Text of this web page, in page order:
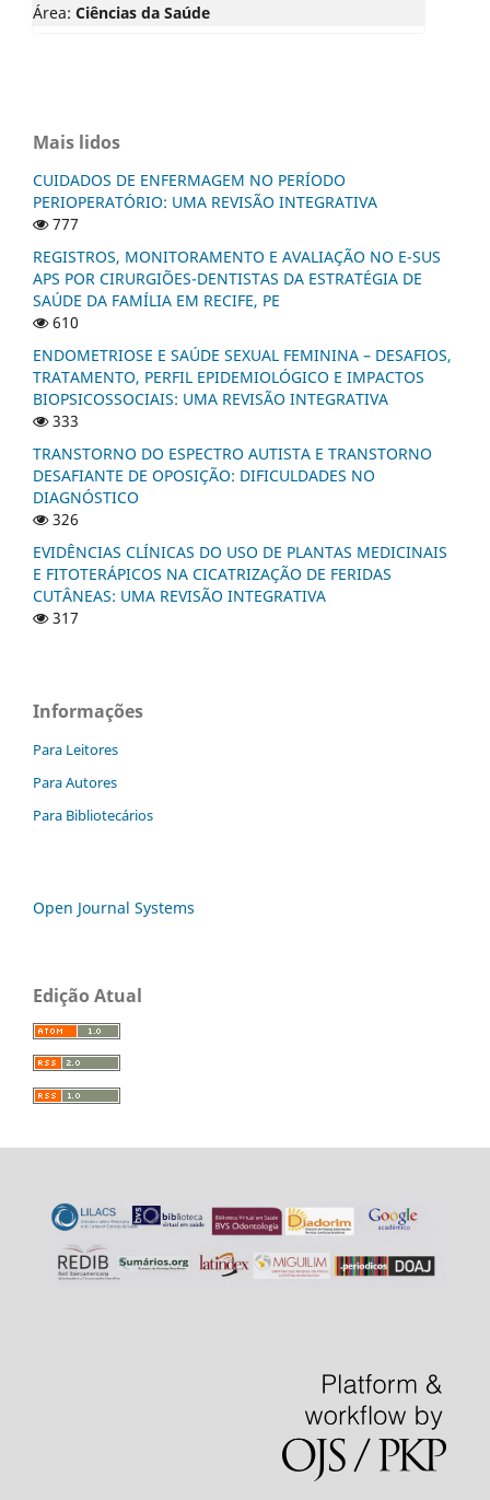
Área: Ciências da Saúde
Mais lidos
CUIDADOS DE ENFERMAGEM NO PERÍODO
PERIOPERATÓRIO: UMA REVISÃO INTEGRATIVA
777
REGISTROS, MONITORAMENTO E AVALIAÇÃO NO E-SUS
APS POR CIRURGIÕES-DENTISTAS DA ESTRATÉGIA DE
SAÚDE DA FAMÍLIA EM RECIFE, PE
610
ENDOMETRIOSE E SAÚDE SEXUAL FEMININA – DESAFIOS,
TRATAMENTO, PERFIL EPIDEMIOLÓGICO E IMPACTOS
BIOPSICOSSOCIAIS: UMA REVISÃO INTEGRATIVA
333
TRANSTORNO DO ESPECTRO AUTISTA E TRANSTORNO
DESAFIANTE DE OPOSIÇÃO: DIFICULDADES NO
DIAGNÓSTICO
326
EVIDÊNCIAS CLÍNICAS DO USO DE PLANTAS MEDICINAIS
E FITOTERÁPICOS NA CICATRIZAÇÃO DE FERIDAS
CUTÂNEAS: UMA REVISÃO INTEGRATIVA
317
Informações
Para Leitores
Para Autores
Para Bibliotecários
Open Journal Systems
Edição Atual